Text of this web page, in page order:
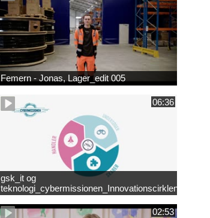
Femern - Jonas, Lager_edit 005
06:36
gsk_it og
teknologi_cybermissionen_Innovationscirklen
02:53